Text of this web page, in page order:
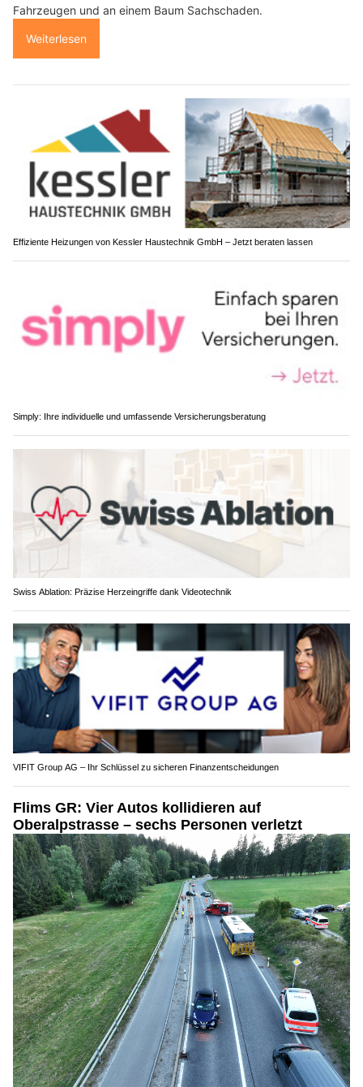
Fahrzeugen und an einem Baum Sachschaden.
Weiterlesen
Effiziente Heizungen von Kessler Haustechnik GmbH – Jetzt beraten lassen
Simply: Ihre individuelle und umfassende Versicherungsberatung
Swiss Ablation: Präzise Herzeingriffe dank Videotechnik
VIFIT Group AG – Ihr Schlüssel zu sicheren Finanzentscheidungen
Flims GR: Vier Autos kollidieren auf
Oberalpstrasse – sechs Personen verletzt